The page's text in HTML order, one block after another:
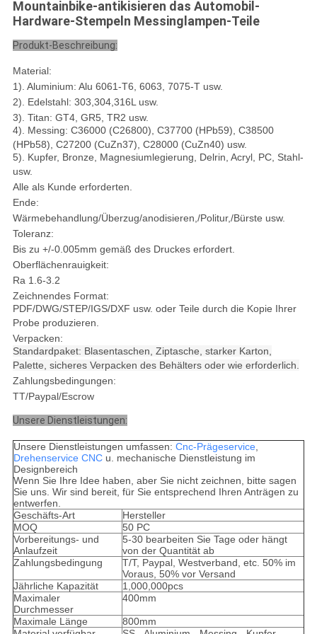
Mountainbike-antikisieren das Automobil-
Hardware-Stempeln Messinglampen-Teile
Produkt-Beschreibung:
Material:
1). Aluminium: Alu 6061-T6, 6063, 7075-T usw.
2). Edelstahl: 303,304,316L usw.
3). Titan: GT4, GR5, TR2 usw.
4). Messing: C36000 (C26800), C37700 (HPb59), C38500
(HPb58), C27200 (CuZn37), C28000 (CuZn40) usw.
5). Kupfer, Bronze, Magnesiumlegierung, Delrin, Acryl, PC, Stahl-
usw.
Alle als Kunde erforderten.
Ende:
Wärmebehandlung/Überzug/anodisieren,/Politur,/Bürste usw.
Toleranz:
Bis zu +/-0.005mm gemäß des Druckes erfordert.
Oberflächenrauigkeit:
Ra 1.6-3.2
Zeichnendes Format:
PDF/DWG/STEP/IGS/DXF usw. oder Teile durch die Kopie Ihrer
Probe produzieren.
Verpacken:
Standardpaket: Blasentaschen, Ziptasche, starker Karton,
Palette, sicheres Verpacken des Behälters oder wie erforderlich.
Zahlungsbedingungen:
TT/Paypal/Escrow
Unsere Dienstleistungen:
Unsere Dienstleistungen umfassen: Cnc-Prägeservice,
Drehenservice CNCu. mechanische Dienstleistung im
Designbereich
Wenn Sie Ihre Idee haben, aber Sie nicht zeichnen, bitte sagen
Sie uns. Wir sind bereit, für Sie entsprechend Ihren Anträgen zu
entwerfen.
Geschäfts-Art
Hersteller
MOQ
50 PC
Vorbereitungs- und
Anlaufzeit
5-30 bearbeiten Sie Tage oder hängt
von der Quantität ab
Zahlungsbedingung
T/T, Paypal, Westverband, etc. 50% im
Voraus, 50% vor Versand
Jährliche Kapazität
1,000,000pcs
Maximaler
Durchmesser
400mm
Maximale Länge
800mm